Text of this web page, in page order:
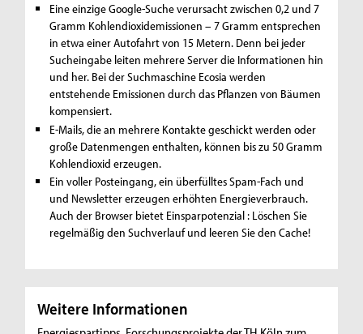
Eine einzige Google-Suche verursacht zwischen 0,2 und 7
Gramm Kohlendioxidemissionen – 7 Gramm entsprechen
in etwa einer Autofahrt von 15 Metern. Denn bei jeder
Sucheingabe leiten mehrere Server die Informationen hin
und her. Bei der Suchmaschine Ecosia werden
entstehende Emissionen durch das Pflanzen von Bäumen
kompensiert.
E-Mails, die an mehrere Kontakte geschickt werden oder
große Datenmengen enthalten, können bis zu 50 Gramm
Kohlendioxid erzeugen.
Ein voller Posteingang, ein überfülltes Spam-Fach und
und Newsletter erzeugen erhöhten Energieverbrauch.
Auch der Browser bietet Einsparpotenzial : Löschen Sie
regelmäßig den Suchverlauf und leeren Sie den Cache!
Weitere Informationen